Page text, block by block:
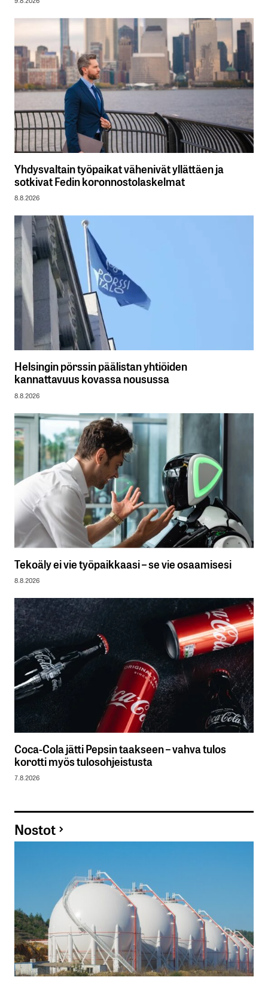
Yhdysvaltain työpaikat vähenivät yllättäen ja
sotkivat Fedin koronnostolaskelmat
8.8.2026
Helsingin pörssin päälistan yhtiöiden
kannattavuus kovassa nousussa
8.8.2026
Tekoäly ei vie työpaikkaasi – se vie osaamisesi
8.8.2026
Coca-Cola jätti Pepsin taakseen – vahva tulos
korotti myös tulosohjeistusta
7.8.2026
Nostot